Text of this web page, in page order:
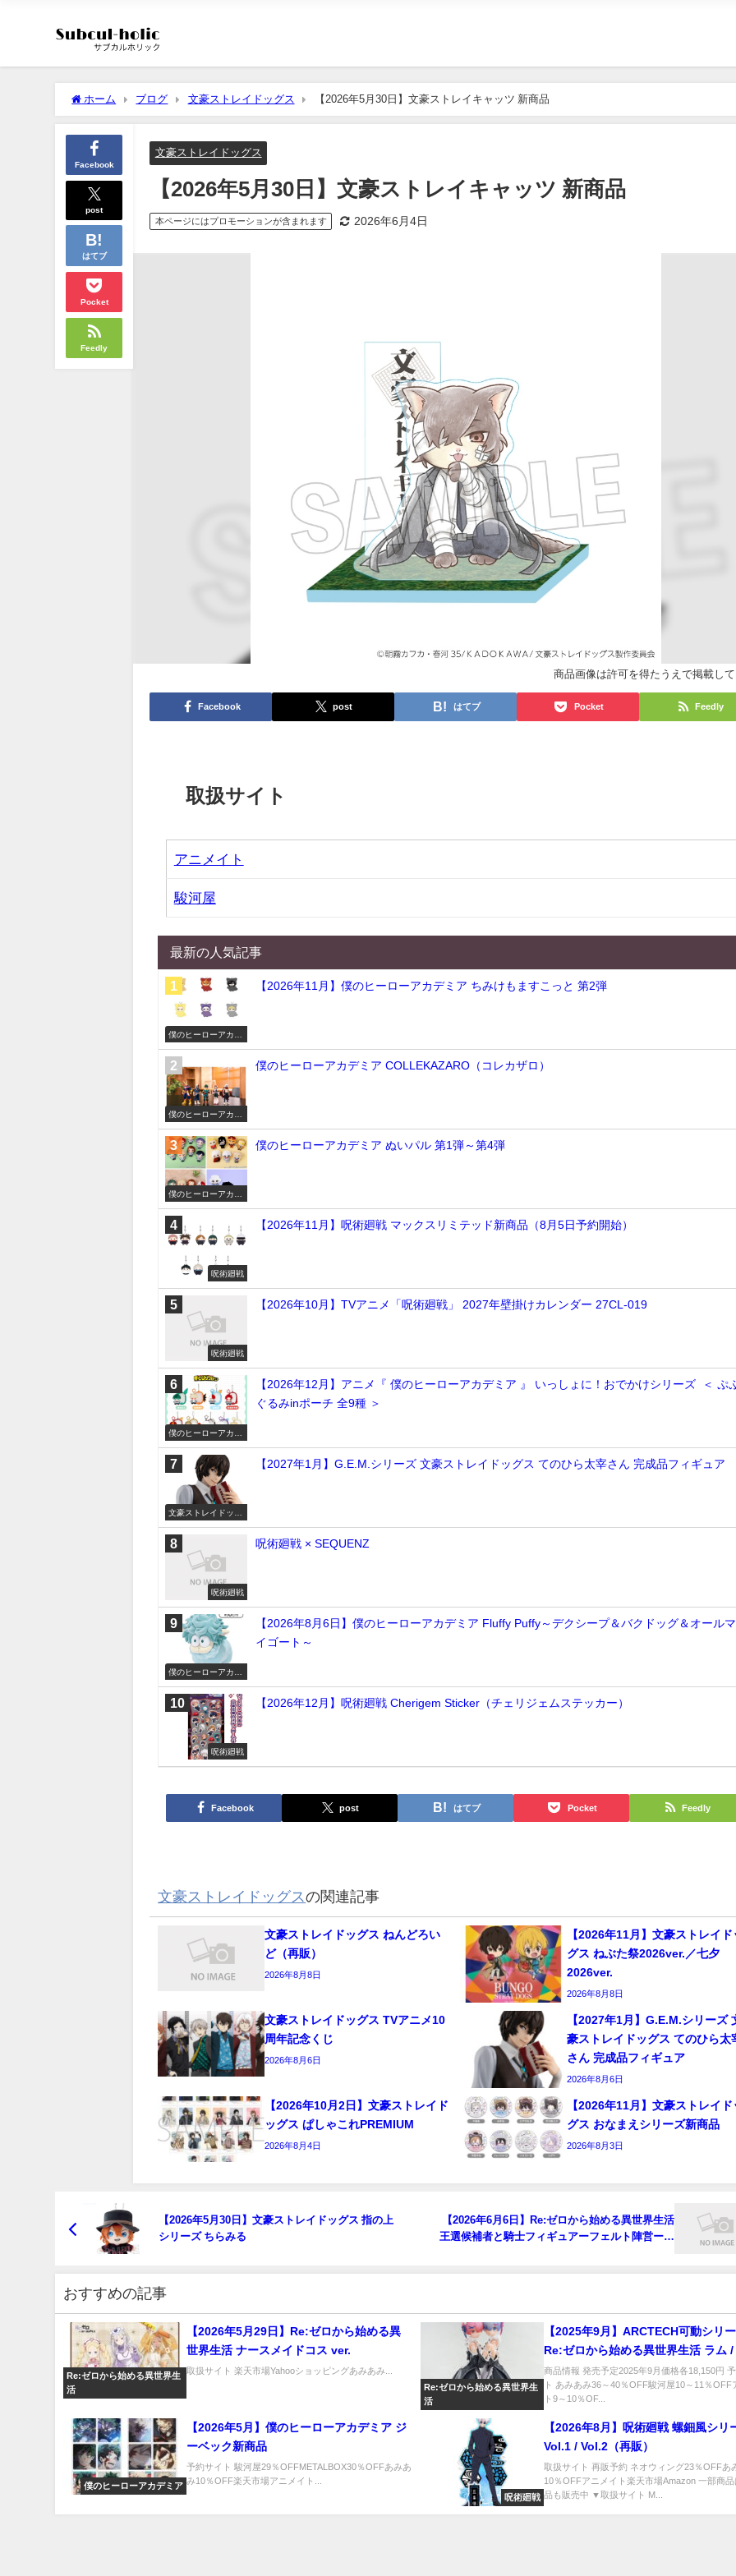
ホーム ブログ 文豪ストレイドッグス 【2026年5月30日】文豪ストレイキャッツ 新商品
Facebook
post
はてブ
Pocket
Feedly
文豪ストレイドッグス
【2026年5月30日】文豪ストレイキャッツ 新商品
本ページにはプロモーションが含まれます 2026年6月4日
商品画像は許可を得たうえで掲載し
Facebook post はてブ Pocket Feedly
取扱サイト
アニメイト
駿河屋
最新の人気記事
僕のヒーローアカデ
【2026年11月】僕のヒーローアカデミア ちみけもますこっと 第2弾
僕のヒーローアカデ
僕のヒーローアカデミア COLLEKAZARO（コレカザロ）
僕のヒーローアカデ
僕のヒーローアカデミア ぬいパル 第1弾～第4弾
呪術廻戦
【2026年11月】呪術廻戦 マックスリミテッド新商品（8月5日予約開始）
呪術廻戦
【2026年10月】TVアニメ「呪術廻戦」 2027年壁掛けカレンダー 27CL-019
僕のヒーローアカデ
【2026年12月】アニメ『 僕のヒーローアカデミア 』 いっしょに！おでかけシリーズ ＜ ぷ
ぐるみinポーチ 全9種 ＞
文豪ストレイドッグ
【2027年1月】G.E.M.シリーズ 文豪ストレイドッグス てのひら太宰さん 完成品フィギュア
呪術廻戦
呪術廻戦 × SEQUENZ
僕のヒーローアカデ
【2026年8月6日】僕のヒーローアカデミア Fluffy Puffy～デクシープ＆バクドッグ＆オールマ
イゴート～
呪術廻戦
【2026年12月】呪術廻戦 Cherigem Sticker（チェリジェムステッカー）
Facebook post はてブ Pocket Feedly
文豪ストレイドッグスの関連記事
文豪ストレイドッグス ねんどろい
ど（再販）
2026年8月8日
【2026年11月】文豪ストレイド
グス ねぶた祭2026ver.／七夕
2026ver.
2026年8月8日
文豪ストレイドッグス TVアニメ10
周年記念くじ
2026年8月6日
【2027年1月】G.E.M.シリーズ
豪ストレイドッグス てのひら太
さん 完成品フィギュア
2026年8月6日
【2026年10月2日】文豪ストレイド
ッグス ぱしゃこれPREMIUM
2026年8月4日
【2026年11月】文豪ストレイド
グス おなまえシリーズ新商品
2026年8月3日
【2026年5月30日】文豪ストレイドッグス 指の上
シリーズ ちらみる
【2026年6月6日】Re:ゼロから始める異世界生活
王選候補者と騎士フィギュアーフェルト陣営ー～
おすすめの記事
Re:ゼロから始める異世界生
活
【2026年5月29日】Re:ゼロから始める異
世界生活 ナースメイドコス ver.
取扱サイト 楽天市場Yahooショッピングあみあみ...
Re:ゼロから始める異世界生
活
【2025年9月】ARCTECH可動シリ
Re:ゼロから始める異世界生活 ラム /
1/8 可動フィギュア
商品情報 発売予定2025年9月価格各18,150円
ト あみあみ36～40％OFF駿河屋10～11％OFF
ト9～10％OF...
僕のヒーローアカデミア
【2026年5月】僕のヒーローアカデミア ジ
ーベック新商品
予約サイト 駿河屋29％OFFMETALBOX30％OFFあみあ
み10％OFF楽天市場アニメイト...
呪術廻戦
【2026年8月】呪術廻戦 螺鈿風シリ
Vol.1 / Vol.2（再販）
取扱サイト 再販予約 ネオウィング23％OFFあ
10％OFFアニメイト楽天市場Amazon 一部商品
品も販売中 ▼取扱サイト M...